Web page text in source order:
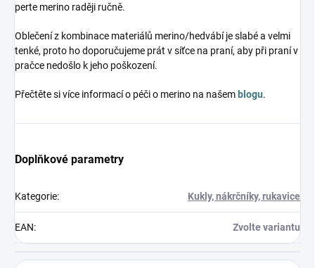
perte merino raději ručně.
Oblečení z kombinace materiálů merino/hedvábí je slabé a velmi
tenké, proto ho doporučujeme prát v síťce na praní, aby při praní v
pračce nedošlo k jeho poškození.
Přečtěte si více informací o péči o merino na našem blogu.
Doplňkové parametry
Kategorie: Kukly, nákrčníky, rukavice
EAN: Zvolte variantu